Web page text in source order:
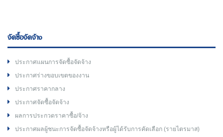
จัดซื้อจัดจ้าง
ประกาศแผนการจัดซื้อจัดจ้าง
ประกาศร่างขอบเขตของงาน
ประกาศราคากลาง
ประกาศจัดซื้อจัดจ้าง
ผลการประกวดราคาซื้อ/จ้าง
ประกาศผลผู้ชนะการจัดซื้อจัดจ้างหรือผู้ได้รับการคัดเลือก (รายไตรมาส)